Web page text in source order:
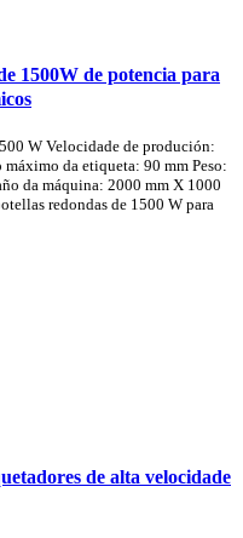
1500W de potencia para
W Velocidade de produción:
da etiqueta: 90 mm Peso:
da máquina: 2000 mm X 1000
redondas de 1500 W para
de alta velocidade